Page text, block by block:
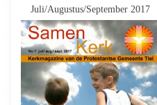
Juli/Augustus/September 2017